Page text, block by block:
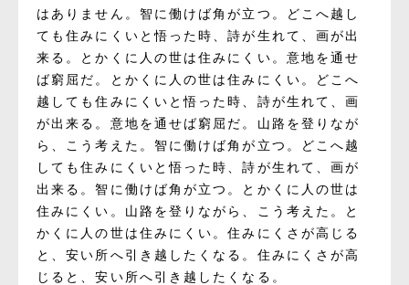
はありません。智に働けば角が立つ。どこへ越し
ても住みにくいと悟った時、詩が生れて、画が出
来る。とかくに人の世は住みにくい。意地を通せ
ば窮屈だ。とかくに人の世は住みにくい。どこへ
越しても住みにくいと悟った時、詩が生れて、画
が出来る。意地を通せば窮屈だ。山路を登りなが
ら、こう考えた。智に働けば角が立つ。どこへ越
しても住みにくいと悟った時、詩が生れて、画が
出来る。智に働けば角が立つ。とかくに人の世は
住みにくい。山路を登りながら、こう考えた。と
かくに人の世は住みにくい。住みにくさが高じる
と、安い所へ引き越したくなる。住みにくさが高
じると、安い所へ引き越したくなる。